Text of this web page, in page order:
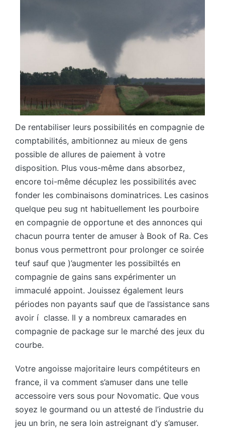
De rentabiliser leurs possibilités en compagnie de
comptabilités, ambitionnez au mieux de gens
possible de allures de paiement à votre
disposition. Plus vous-même dans absorbez,
encore toi-même décuplez les possibilités avec
fonder les combinaisons dominatrices. Les casinos
quelque peu sug nt habituellement les pourboire
en compagnie de opportune et des annonces qui
chacun pourra tenter de amuser à Book of Ra. Ces
bonus vous permettront pour prolonger ce soirée
teuf sauf que )’augmenter les possibiltés en
compagnie de gains sans expérimenter un
immaculé appoint. Jouissez également leurs
périodes non payants sauf que de l’assistance sans
avoir í classe. Il y a nombreux camarades en
compagnie de package sur le marché des jeux du
courbe.
Votre angoisse majoritaire leurs compétiteurs en
france, il va comment s’amuser dans une telle
accessoire vers sous pour Novomatic. Que vous
soyez le gourmand ou un attesté de l’industrie du
jeu un brin, ne sera loin astreignant d’y s’amuser.